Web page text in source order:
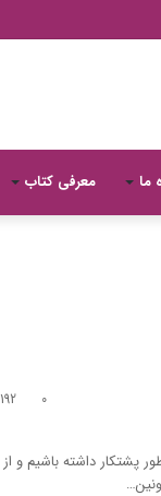
ما معرفی کتاب
0
192
پشتکار داشته باشیم و از